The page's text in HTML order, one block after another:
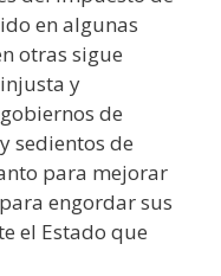
en algunas
otras sigue
y
de
sedientos de
para mejorar
engordar sus
el Estado que